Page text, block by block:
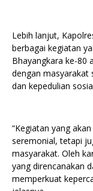
Lebih lanjut,
berbagai kegiatan
Bhayangkara ke-80
dengan masyarakat
dan kepedulian
“Kegiatan yang
seremonial, tetapi
masyarakat. Oleh
yang direncanakan
memperkuat